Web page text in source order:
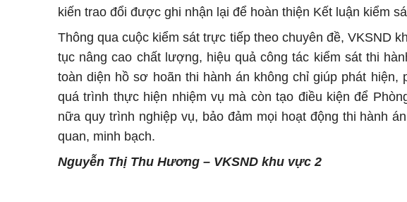
kiến trao đổi được ghi nhận lại để hoàn thiện Kết luận kiểm
Thông qua cuộc kiểm sát trực tiếp theo chuyên đề, VKSND
tục nâng cao chất lượng, hiệu quả công tác kiểm sát thi
toàn diện hồ sơ hoãn thi hành án không chỉ giúp phát
quá trình thực hiện nhiệm vụ mà còn tạo điều kiện để
nữa quy trình nghiệp vụ, bảo đảm mọi hoạt động thi hành
quan, minh bạch.
Nguyễn Thị Thu Hương – VKSND khu vực 2